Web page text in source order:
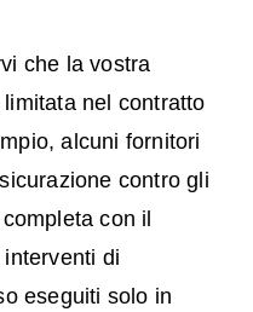
che la vostra
nel contratto
alcuni fornitori
contro gli
con il
di
eseguiti solo in